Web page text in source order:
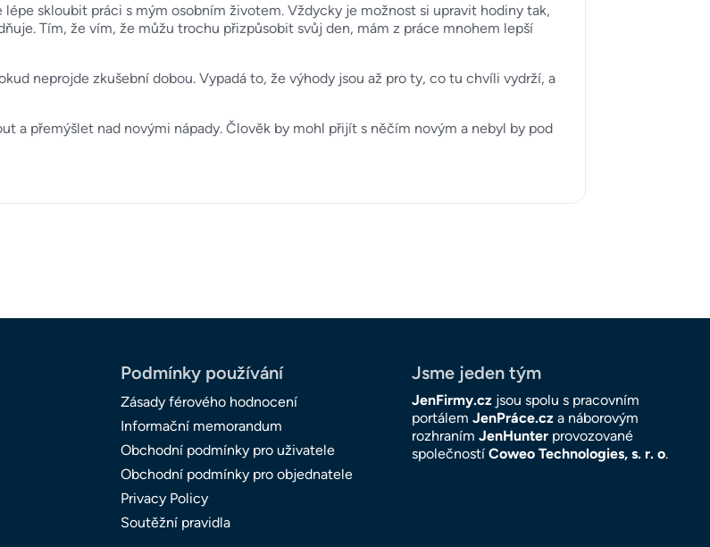
skloubit práci s mým osobním životem. Vždycky je možnost si upravit hodiny tak,
Tím, že vím, že můžu trochu přizpůsobit svůj den, mám z práce mnohem lepší
neprojde zkušební dobou. Vypadá to, že výhody jsou až pro ty, co tu chvíli vydrží, a
a přemýšlet nad novými nápady. Člověk by mohl přijít s něčím novým a nebyl by pod
Podmínky používání
Zásady férového hodnocení
Informační memorandum
Obchodní podmínky pro uživatele
Obchodní podmínky pro objednatele
Privacy Policy
Soutěžní pravidla
Jsme jeden tým
JenFirmy.cz jsou spolu s pracovním
portálem JenPráce.cz a náborovým
rozhraním JenHunter provozované
společností Coweo Technologies, s. r. o.